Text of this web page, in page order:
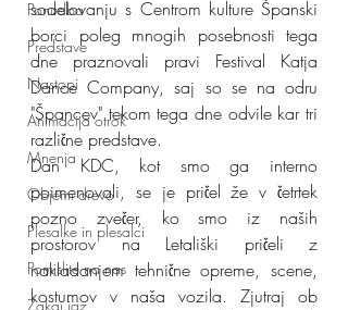
Ponudba
Predstave
Nastopi
Animacija otrok
Mnenja
Objemi drevo
Plesalke in plesalci
Pomislite na nas
Zakaj jaz
sodelovanju s Centrom kulture Španski
borci poleg mnogih posebnosti tega
dne praznovali pravi Festival Katja
Dance Company, saj so se na odru
"Špancev" tekom tega dne odvile kar tri
različne predstave.
Dan KDC, kot smo ga interno
poimenovali, se je pričel že v četrtek
pozno zvečer, ko smo iz naših
prostorov na Letališki pričeli z
nakladanjem tehnične opreme, scene,
kostumov v naša vozila. Zjutraj ob